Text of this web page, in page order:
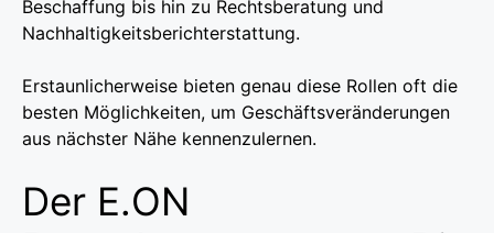
Beschaffung bis hin zu Rechtsberatung und
Nachhaltigkeitsberichterstattung.
Erstaunlicherweise bieten genau diese Rollen oft die
besten Möglichkeiten, um Geschäftsveränderungen
aus nächster Nähe kennenzulernen.
Der E.ON